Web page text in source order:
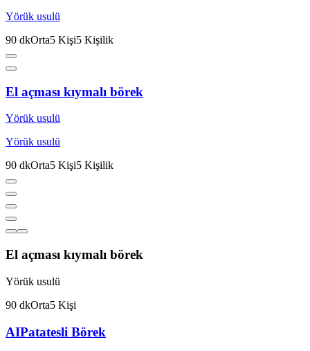
Yörük usulü
90 dkOrta5 Kişi5 Kişilik
El açması kıymalı börek
Yörük usulü
Yörük usulü
90 dkOrta5 Kişi5 Kişilik
El açması kıymalı börek
Yörük usulü
90 dkOrta5 Kişi
AIPatatesli Börek